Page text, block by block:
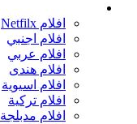
افلام Netfilx
افلام اجنبي
افلام عربي
افلام هندى
افلام اسيوية
افلام تركية
افلام مدبلجة